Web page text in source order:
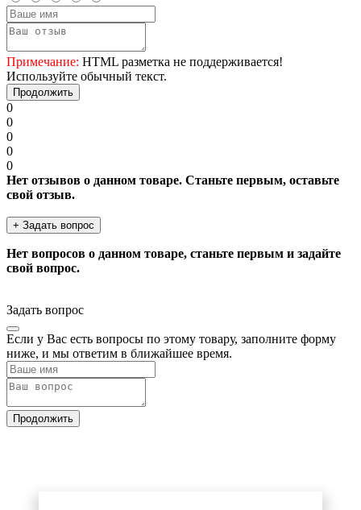
Примечание: HTML разметка не поддерживается!
Используйте обычный текст.
Продолжить
0
0
0
0
0
Нет отзывов о данном товаре. Станьте первым, оставьте
свой отзыв.
+ Задать вопрос
Нет вопросов о данном товаре, станьте первым и задайте
свой вопрос.
Задать вопрос
Если у Вас есть вопросы по этому товару, заполните форму
ниже, и мы ответим в ближайшее время.
Продолжить